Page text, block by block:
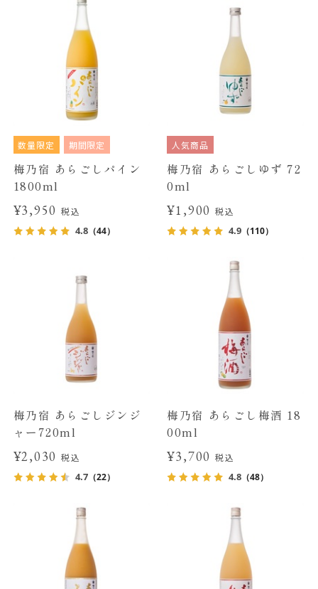
数量限定 期間限定
梅乃宿 あらごしパイン
1800ml
¥3,950税込
4.8（44）
人気商品
梅乃宿 あらごしゆず 72
0ml
¥1,900 税込
4.9 （110）
梅乃宿 あらごしジンジ
ャー720ml
¥2,030税込
4.7（22）
梅乃宿 あらごし梅酒 18
00ml
¥3,700 税込
4.8 （48）